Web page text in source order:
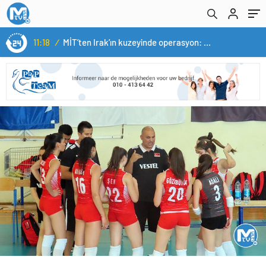
11:18 / MİT’ten Irak’ın kuzeyinde operasyon: Ramazan Güneş Türkiye’ye getirildi